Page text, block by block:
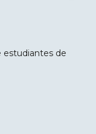
estudiantes de